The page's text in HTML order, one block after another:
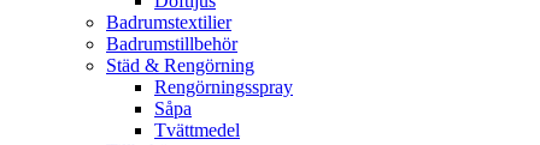
Badrumstextilier
Badrumstillbehör
Städ & Rengörning
Rengörningsspray
Såpa
Tvättmedel